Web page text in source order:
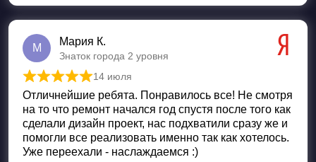
М
Мария К.
Знаток города 2 уровня
Оценка 5 из 5
14 июля
Отличнейшие ребята. Понравилось все! Не смотря
на то что ремонт начался год спустя после того как
сделали дизайн проект, нас подхватили сразу же и
помогли все реализовать именно так как хотелось.
Уже переехали - наслаждаемся :)